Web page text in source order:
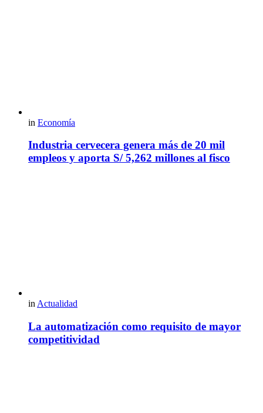
in Economía
Industria cervecera genera más de 20 mil
empleos y aporta S/ 5,262 millones al fisco
in Actualidad
La automatización como requisito de mayor
competitividad